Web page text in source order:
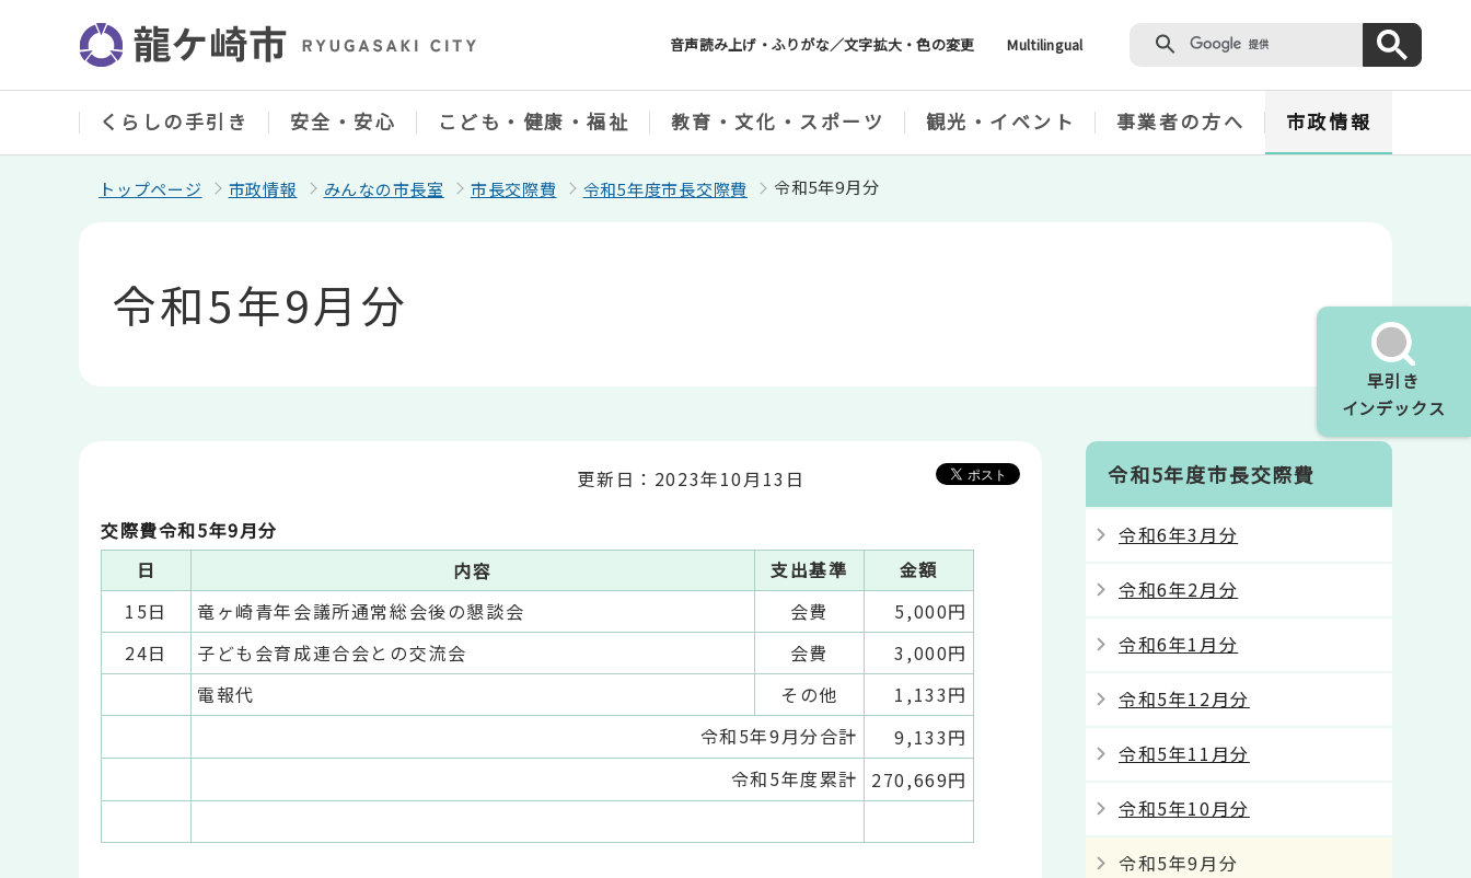
ジ
音声読み上げ・ふりがな／文字拡大・色の変更 Multilingual
早引き
インデックス
くらしの手引き 安全・安心 こども・健康・福祉 教育・文化・スポーツ 観光・イベント 事業者の方へ 市政情報
トップページ 市政情報 みんなの市長室 市長交際費 令和5年度市長交際費 令和5年9月分
令和5年9月分
更新日：2023年10月13日
交際費令和5年9月分
日
内容 支出基準
金額
15日
竜ヶ崎青年会議所通常総会後の懇談会 会費
5,000円
24日
子ども会育成連合会との交流会 会費
3,000円
電報代
その他
1,133円
令和5年9月分合計
9,133円
令和5年度累計
270,669円
令和5年度市長交際費
令和6年3月分
令和6年2月分
令和6年1月分
令和5年12月分
令和5年11月分
令和5年10月分
令和5年9月分